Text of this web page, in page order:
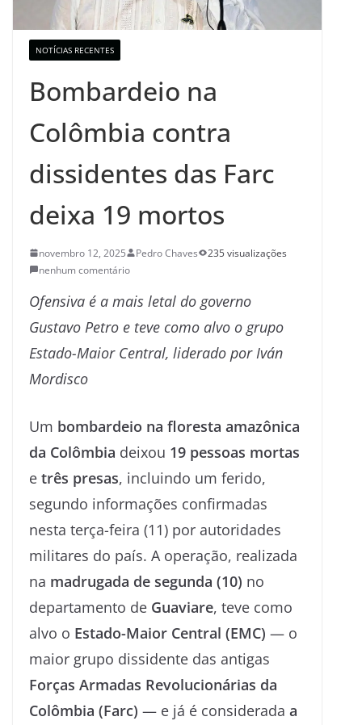
NOTÍCIAS RECENTES
Bombardeio na
Colômbia contra
dissidentes das Farc
deixa 19 mortos
novembro 12, 2025 Pedro Chaves
235 visualizações
nenhum comentário
Ofensiva é a mais letal do governo
Gustavo Petro e teve como alvo o grupo
Estado-Maior Central, liderado por Iván
Mordisco
Um bombardeio na floresta amazônica
da Colômbia deixou 19 pessoas mortas
e três presas, incluindo um ferido,
segundo informações confirmadas
nesta terça-feira (11) por autoridades
militares do país. A operação, realizada
na madrugada de segunda (10) no
departamento de Guaviare, teve como
alvo o Estado-Maior Central (EMC) — o
maior grupo dissidente das antigas
Forças Armadas Revolucionárias da
Colômbia (Farc) — e já é considerada a